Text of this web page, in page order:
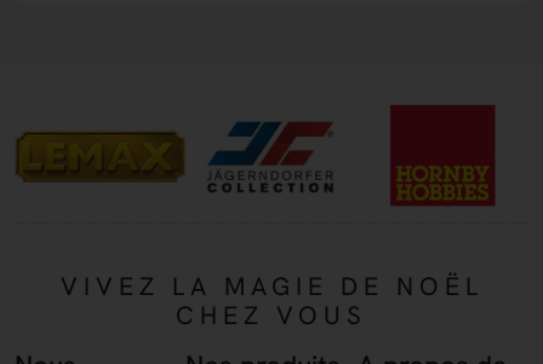
VIVEZ LA MAGIE DE NOËL
CHEZ VOUS